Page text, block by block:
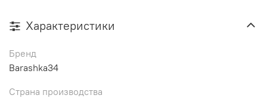
Характеристики
Бренд
Barashka34
Страна производства